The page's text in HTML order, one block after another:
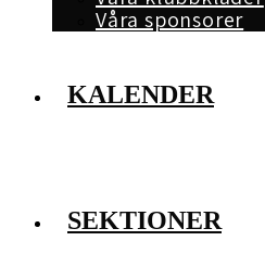
Våra sponsorer
KALENDER
SEKTIONER